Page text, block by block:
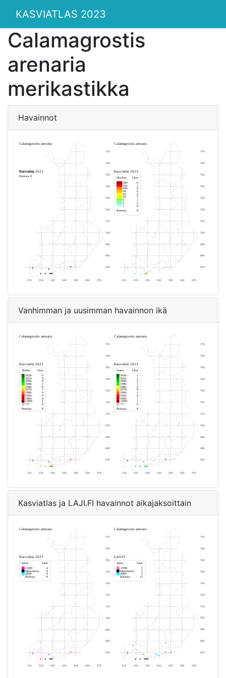
KASVIATLAS 2023
Calamagrostis
arenaria
merikastikka
Havainnot
Vanhimman ja uusimman havainnon ikä
Kasviatlas ja LAJI.FI havainnot aikajaksoittain